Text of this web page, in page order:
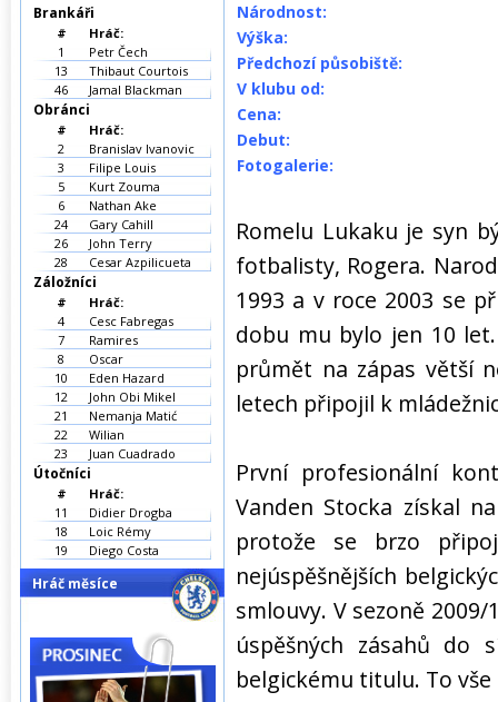
Národnost:
Výška:
Předchozí působiště:
V klubu od:
Cena:
Debut:
Fotogalerie:
Romelu Lukaku je syn
fotbalisty, Rogera.
1993 a v roce 2003 se
dobu mu bylo jen 10
průmět na zápas větší
letech připojil k
První profesionální
Vanden Stocka získal
protože se brzo
nejúspěšnějších
smlouvy. V sezoně
úspěšných zásahů
belgickému titulu. To
Brankáři
#
Hráč:
1
Petr Čech
13
Thibaut Courtois
46
Jamal Blackman
Obránci
#
Hráč:
2
Branislav Ivanovic
3
Filipe Louis
5
Kurt Zouma
6
Nathan Ake
24
Gary Cahill
26
John Terry
28
Cesar Azpilicueta
Záložníci
#
Hráč:
4
Cesc Fabregas
7
Ramires
8
Oscar
10
Eden Hazard
12
John Obi Mikel
21
Nemanja Matić
22
Wilian
23
Juan Cuadrado
Útočníci
#
Hráč:
11
Didier Drogba
18
Loic Rémy
19
Diego Costa
Hráč měsíce